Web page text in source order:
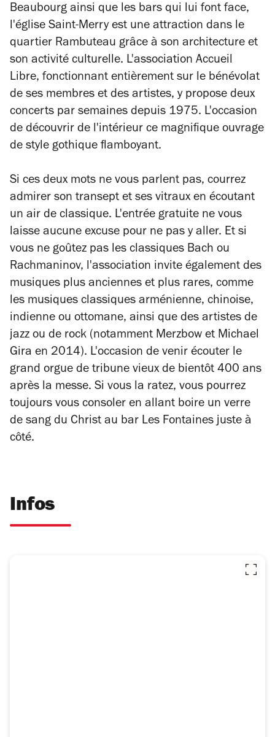
Beaubourg ainsi que les bars qui lui font face,
l'église Saint-Merry est une attraction dans le
quartier Rambuteau grâce à son architecture et
son activité culturelle. L'association Accueil
Libre, fonctionnant entièrement sur le bénévolat
de ses membres et des artistes, y propose deux
concerts par semaines depuis 1975. L'occasion
de découvrir de l'intérieur ce magnifique ouvrage
de style gothique flamboyant.
Si ces deux mots ne vous parlent pas, courrez
admirer son transept et ses vitraux en écoutant
un air de classique. L'entrée gratuite ne vous
laisse aucune excuse pour ne pas y aller. Et si
vous ne goûtez pas les classiques Bach ou
Rachmaninov, l'association invite également des
musiques plus anciennes et plus rares, comme
les musiques classiques arménienne, chinoise,
indienne ou ottomane, ainsi que des artistes de
jazz ou de rock (notamment Merzbow et Michael
Gira en 2014). L'occasion de venir écouter le
grand orgue de tribune vieux de bientôt 400 ans
après la messe. Si vous la ratez, vous pourrez
toujours vous consoler en allant boire un verre
de sang du Christ au bar Les Fontaines juste à
côté.
Infos